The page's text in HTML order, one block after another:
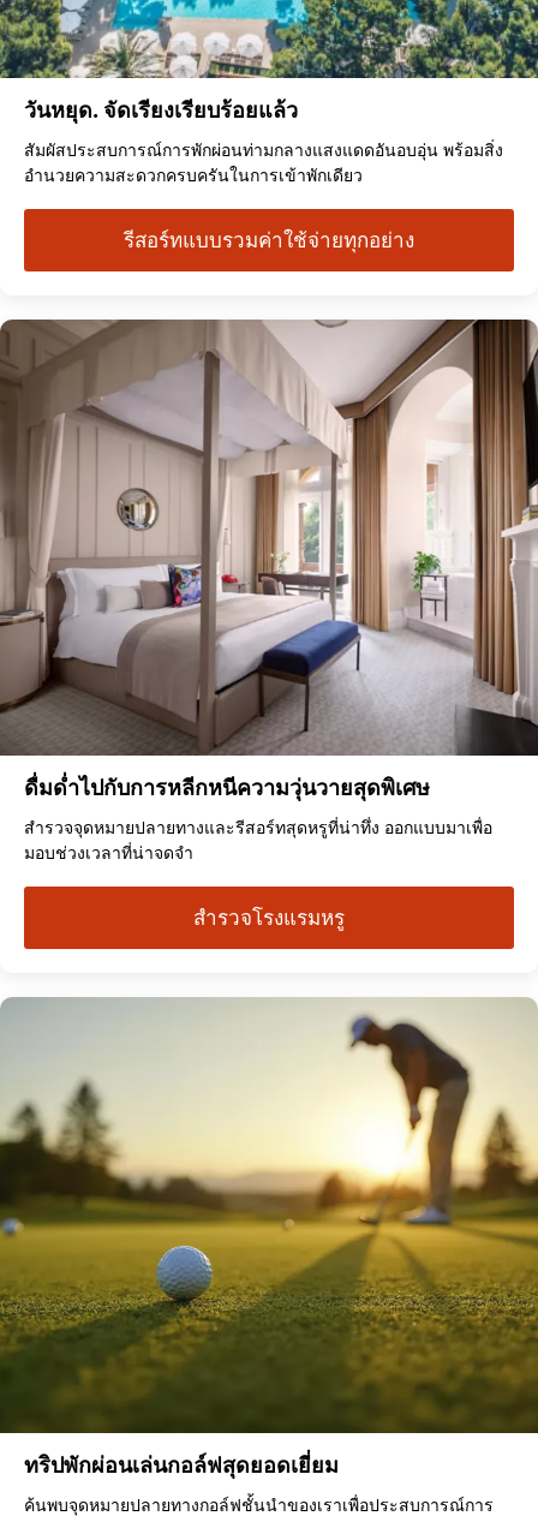
วันหยุด. จัดเรียงเรียบร้อยแล้ว
สัมผัสประสบการณ์การพักผ่อนท่ามกลางแสงแดดอันอบอุ่น พร้อมสิ่ง
อำนวยความสะดวกครบครันในการเข้าพักเดียว
รีสอร์ทแบบรวมค่าใช้จ่ายทุกอย่าง
ดื่มด่ำไปกับการหลีกหนีความวุ่นวายสุดพิเศษ
สำรวจจุดหมายปลายทางและรีสอร์ทสุดหรูที่น่าทึ่ง ออกแบบมาเพื่อ
มอบช่วงเวลาที่น่าจดจำ
สำรวจโรงแรมหรู
ทริปพักผ่อนเล่นกอล์ฟสุดยอดเยี่ยม
ค้นพบจุดหมายปลายทางกอล์ฟชั้นนำของเราเพื่อประสบการณ์การ